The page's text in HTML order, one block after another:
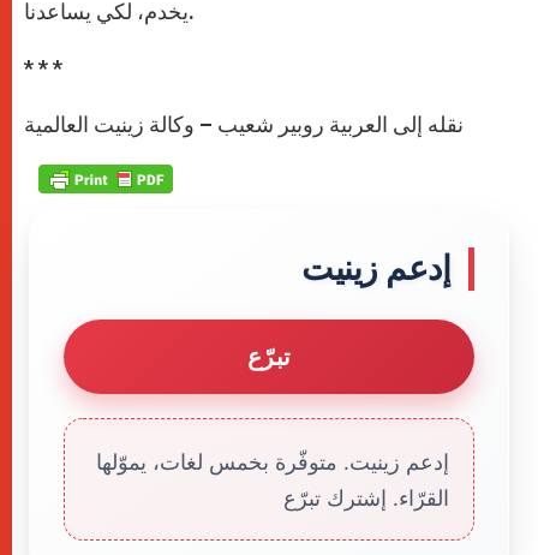
يخدم، لكي يساعدنا.
* * *
نقله إلى العربية روبير شعيب – وكالة زينيت العالمية
إدعم زينيت
تبرّع
إدعم زينيت. متوفّرة بخمس لغات، يموّلها
القرّاء. إشترك تبرّع